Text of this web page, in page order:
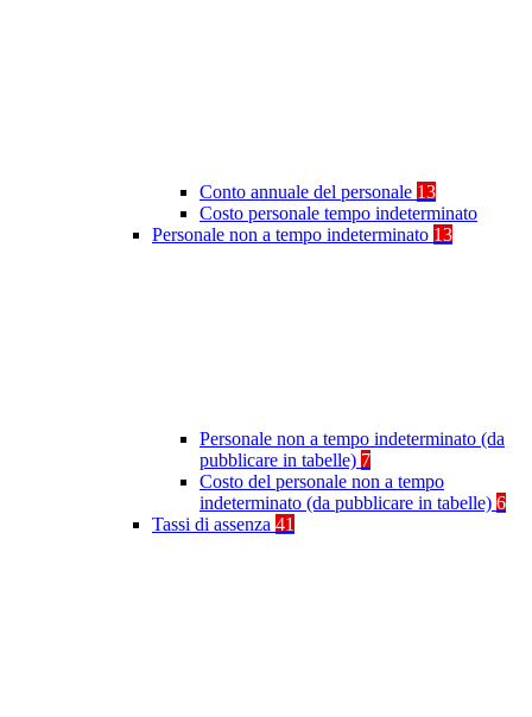
Conto annuale del personale 13
Costo personale tempo indeterminato
Personale non a tempo indeterminato 13
Personale non a tempo indeterminato (da
pubblicare in tabelle) 7
Costo del personale non a tempo
indeterminato (da pubblicare in tabelle) 6
Tassi di assenza 41